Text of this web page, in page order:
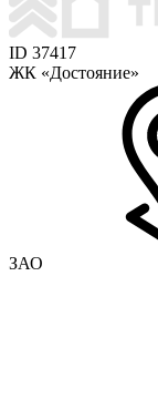
ID 37417
ЖК «Достояние»
ЗАО